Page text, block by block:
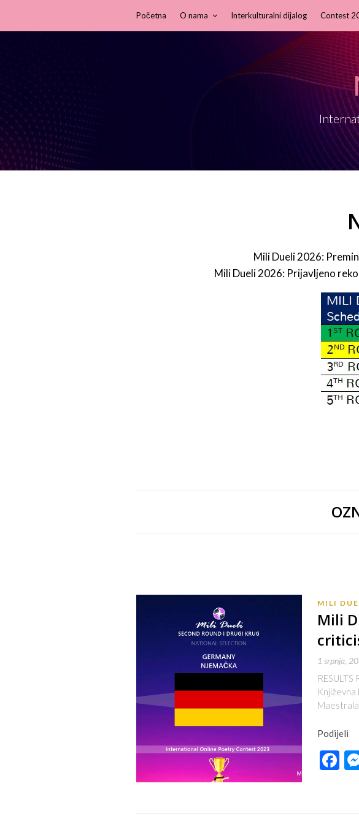
Početna O nama Interkulturalni dijalog Contest
Mili Dueli 2026:
Mili Dueli 2026: Prijavljeno
MILI
Mili
1 srpnja,
Književna
Podijeli